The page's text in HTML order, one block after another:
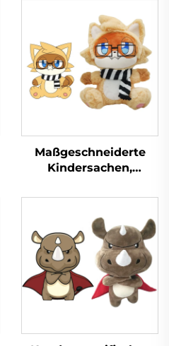
Maßgeschneiderte
Kindersachen,
Plüschpuppe,
maßgeschneidertes
Plüschtier